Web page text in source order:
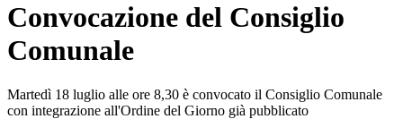
Convocazione del Consiglio
Comunale
Martedì 18 luglio alle ore 8,30 è convocato il Consiglio Comunale
con integrazione all'Ordine del Giorno già pubblicato